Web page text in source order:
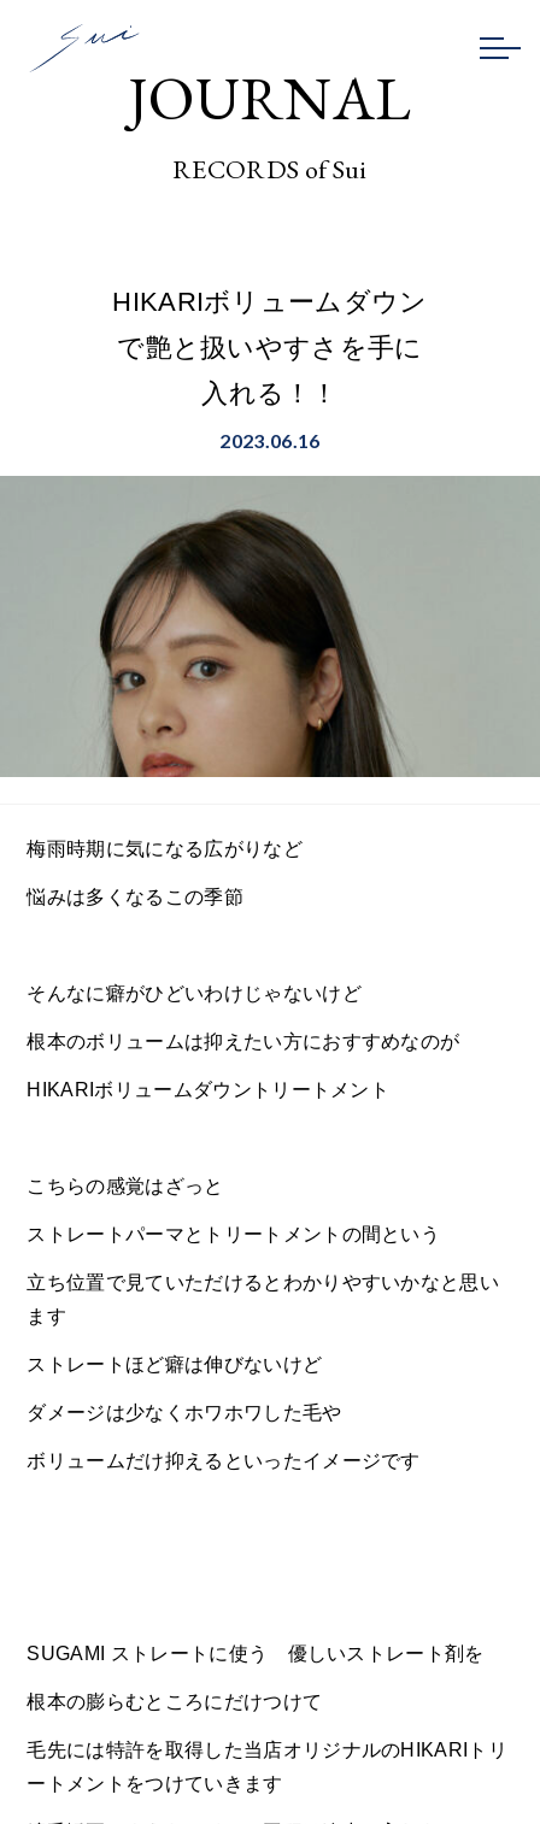
JOURNAL
RECORDS of Sui
HIKARIボリュームダウン
で艶と扱いやすさを手に
入れる！！
2023.06.16
梅雨時期に気になる広がりなど
悩みは多くなるこの季節
そんなに癖がひどいわけじゃないけど
根本のボリュームは抑えたい方におすすめなのが
HIKARIボリュームダウントリートメント
こちらの感覚はざっと
ストレートパーマとトリートメントの間という
立ち位置で見ていただけるとわかりやすいかなと思い
ます
ストレートほど癖は伸びないけど
ダメージは少なくホワホワした毛や
ボリュームだけ抑えるといったイメージです
SUGAMI ストレートに使う 優しいストレート剤を
根本の膨らむところにだけつけて
毛先には特許を取得した当店オリジナルのHIKARIトリ
ートメントをつけていきます